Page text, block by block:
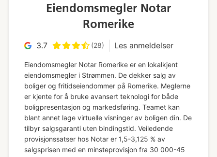
Eiendomsmegler Notar
Romerike
3.7 (28) Les anmeldelser
Eiendomsmegler Notar Romerike er en lokalkjent
eiendomsmegler i Strømmen. De dekker salg av
boliger og fritidseiendommer på Romerike. Meglerne
er kjente for å bruke avansert teknologi for både
boligpresentasjon og markedsføring. Teamet kan
blant annet lage virtuelle visninger av boligen din. De
tilbyr salgsgaranti uten bindingstid. Veiledende
provisjonssatser hos Notar er 1,5-3,125 % av
salgsprisen med en minsteprovisjon fra 30 000-45